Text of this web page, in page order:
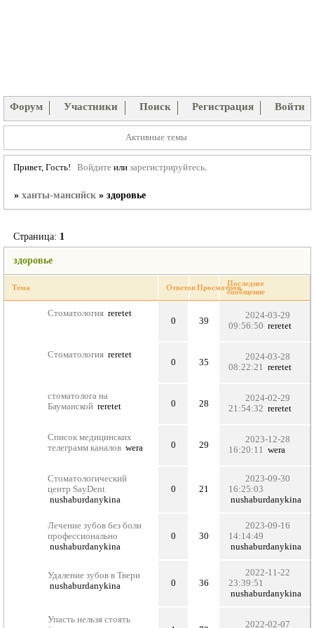
Форум Участники Поиск Регистрация Войти
Активные темы
Привет, Гость! Войдитеили зарегистрируйтесь.
» ханты-мансийск » здоровье
здоровье
Страница: 1
Тема ОтветовПросмотровПоследнее
сообщение
Стоматология reretet
0 39
2024-03-29
09:56:50 reretet
Стоматология reretet
0 35
2024-03-28
08:22:21
reretet
стоматолога на
Бауманской reretet 0 28
2024-02-29
21:54:32 reretet
Список медицинских
телеграмм каналов wera 0 29
2023-12-28
16:20:11
wera
Стоматологический
центр SayDent
nushaburdanykina
0 21
2023-09-30
16:25:03
nushaburdanykina
Лечение зубов без боли
профессионально
nushaburdanykina
0 30
2023-09-16
14:14:49
nushaburdanykina
Удаление зубов в Твери
nushaburdanykina
0 36
2022-11-22
23:39:51
nushaburdanykina
Упасть нельзя стоять
2022-02-07